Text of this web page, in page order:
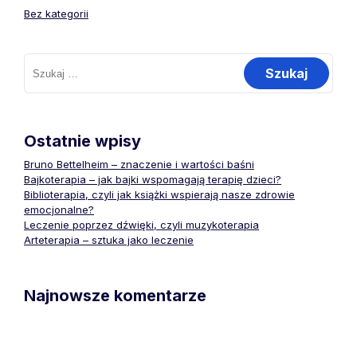
Bez kategorii
Szukaj:
Ostatnie wpisy
Bruno Bettelheim – znaczenie i wartości baśni
Bajkoterapia – jak bajki wspomagają terapię dzieci?
Biblioterapia, czyli jak książki wspierają nasze zdrowie
emocjonalne?
Leczenie poprzez dźwięki, czyli muzykoterapia
Arteterapia – sztuka jako leczenie
Najnowsze komentarze